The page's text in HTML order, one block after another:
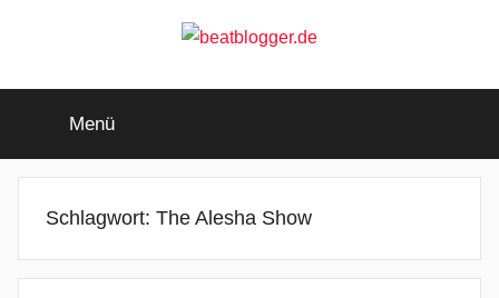
beatblogger.de
beat
goes
Menü
Schlagwort: The Alesha Show